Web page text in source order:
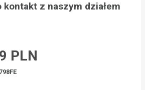
z naszym działem
PLN